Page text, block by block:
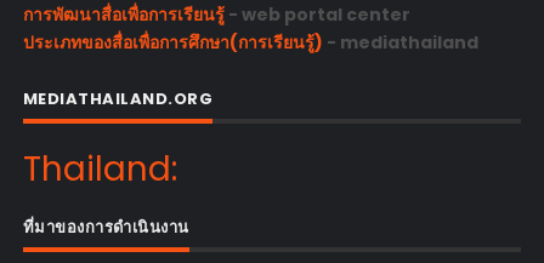
การพัฒนาสื่อเพื่อการเรียนรู้- web portal center
ประเภทของสื่อเพื่อการศึกษา(การเรียนรู้) - mediathailand
MEDIATHAILAND.ORG
Thailand:
ที่มาของการดำเนินงาน